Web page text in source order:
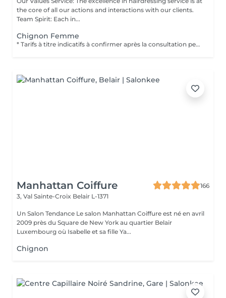
the core of all our actions and interactions with our clients.
Team Spirit: Each in...
Chignon Femme
* Tarifs à titre indicatifs à confirmer après la consultation personnalisée établit auprès de votre coiffeur/stylist/spécialiste * La direction se réserve le droit dapporter des modifications pour le bon fonctionnement du salon
Manhattan Coiffure
166
3, Val Sainte-Croix Belair L-1371
Un Salon Tendance Le salon Manhattan Coiffure est né en avril
2009 près du Square de New York au quartier Belair
Luxembourg où Isabelle et sa fille Ya...
Chignon